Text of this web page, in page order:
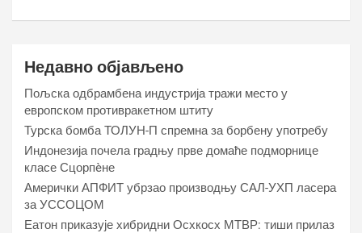
Недавно објављено
Пољска одбрамбена индустрија тражи место у
европском противракетном штиту
Турска бомба ТОЛУН-П спремна за борбену употребу
Индонезија почела градњу прве домаће подморнице
класе Сцорпèне
Амерички АПФИТ убрзао производњу САЛ-УХП ласера
за УССОЦОМ
Еатон приказује хибридни Осхкосх МТВР: тиши прилаз